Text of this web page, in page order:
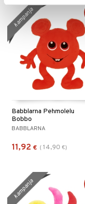
Babblarna Pehmolelu
Bobbo
BABBLARNA
11,92 € ( 14,90 €)
kampanja
kampanja